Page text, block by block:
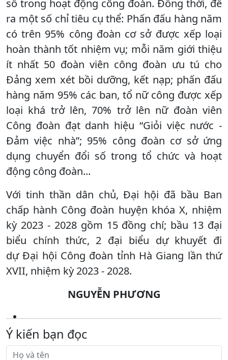
số trong hoạt động công đoàn. Đồng thời, đề
ra một số chỉ tiêu cụ thể: Phấn đấu hàng năm
có trên 95% công đoàn cơ sở được xếp loại
hoàn thành tốt nhiệm vụ; mỗi năm giới thiệu
ít nhất 50 đoàn viên công đoàn ưu tú cho
Đảng xem xét bồi dưỡng, kết nạp; phấn đấu
hàng năm 95% các ban, tổ nữ công được xếp
loại khá trở lên, 70% trở lên nữ đoàn viên
Công đoàn đạt danh hiệu “Giỏi việc nước -
Đảm việc nhà”; 95% công đoàn cơ sở ứng
dụng chuyển đổi số trong tổ chức và hoạt
động công đoàn...
Với tinh thần dân chủ, Đại hội đã bầu Ban
chấp hành Công đoàn huyện khóa X, nhiệm
kỳ 2023 - 2028 gồm 15 đồng chí; bầu 13 đại
biểu chính thức, 2 đại biểu dự khuyết đi
dự Đại hội Công đoàn tỉnh Hà Giang lần thứ
XVII, nhiệm kỳ 2023 - 2028.
NGUYỄN PHƯƠNG
Ý kiến bạn đọc